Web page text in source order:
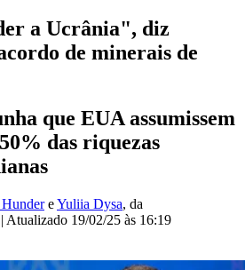
a Ucrânia", diz
de minerais de
que EUA assumissem
das riquezas
eYuliia Dysa, da
| Atualizado 19/02/25 às 16:19